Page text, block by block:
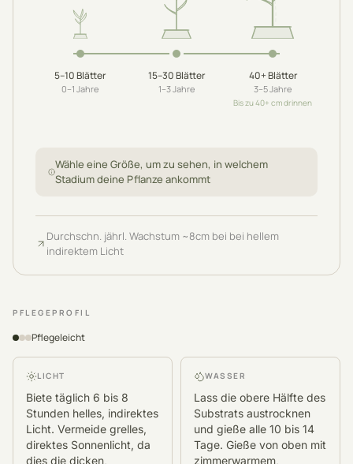
5–10Blätter
0–1 Jahre
15–30Blätter
1–3Jahre
40+Blätter
3–5Jahre
Bis zu 40+ cm drinnen
Wähle eine Größe, um zu sehen, in welchem
Stadium deine Pflanze ankommt
Durchschn. jährl. Wachstum ~8cm bei bei hellem
indirektem Licht
PFLEGEPROFIL
Pflegeleicht
LICHT
Biete täglich 6 bis 8
Stunden helles, indirektes
Licht. Vermeide grelles,
direktes Sonnenlicht, da
dies die dicken,
WASSER
Lass die obere Hälfte des
Substrats austrocknen
und gieße alle 10 bis 14
Tage. Gieße von oben mit
zimmerwarmem,